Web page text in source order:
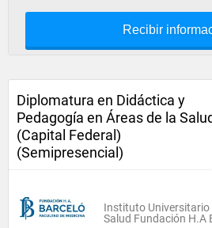
Recibir
Diplomatura en Didáctica y
Pedagogía en Áreas de la
(Capital Federal)
(Semipresencial)
Instituto Universitario
Salud Fundación H.A